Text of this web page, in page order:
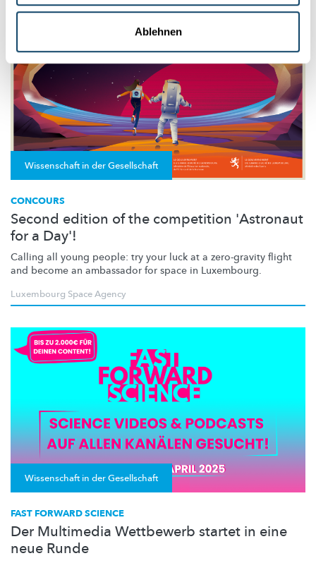
Ablehnen
Wissenschaft in der Gesellschaft
CONCOURS
Second edition of the competition 'Astronaut
for a Day'!
Calling all young people: try your luck at a zero-gravity flight
and become an ambassador for space in Luxembourg.
Luxembourg Space Agency
Wissenschaft in der Gesellschaft
FAST FORWARD SCIENCE
Der Multimedia Wettbewerb startet in eine
neue Runde